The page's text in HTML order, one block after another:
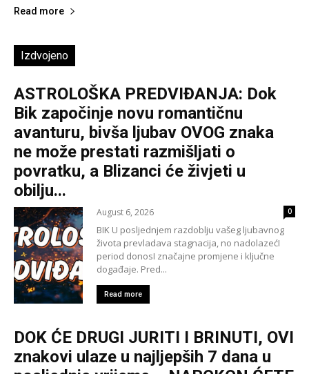
Read more
Izdvojeno
ASTROLOŠKA PREDVIĐANJA: Dok
Bik započinje novu romantičnu
avanturu, bivša ljubav OVOG znaka
ne može prestati razmišljati o
povratku, a Blizanci će živjeti u
obilju...
August 6, 2026 0
BIK U posljednjem razdoblju vašeg ljubavnog
života prevladava stagnacija, no nadolazećI
period donosI značajne promjene i ključne
događaje. Pred...
Read more
DOK ĆE DRUGI JURITI I BRINUTI, OVI
znakovi ulaze u najljepših 7 dana u